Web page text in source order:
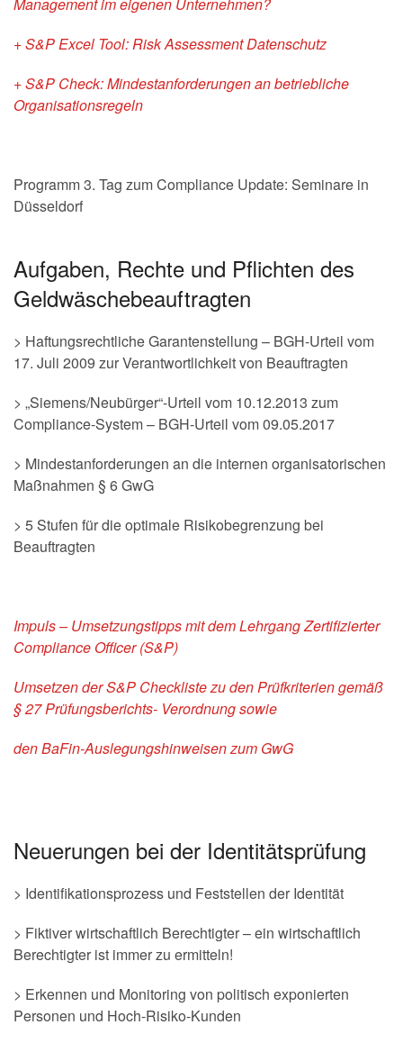
+ S&P Excel Tool: Risk Assessment Datenschutz
+ S&P Check: Mindestanforderungen an betriebliche
Organisationsregeln
Programm 3. Tag zum Compliance Update: Seminare in
Düsseldorf
Aufgaben, Rechte und Pflichten des
Geldwäschebeauftragten
> Haftungsrechtliche Garantenstellung – BGH-Urteil vom
17. Juli 2009 zur Verantwortlichkeit von Beauftragten
> „Siemens/Neubürger“-Urteil vom 10.12.2013 zum
Compliance-System – BGH-Urteil vom 09.05.2017
> Mindestanforderungen an die internen organisatorischen
Maßnahmen § 6 GwG
> 5 Stufen für die optimale Risikobegrenzung bei
Beauftragten
Impuls – Umsetzungstipps mit dem Lehrgang Zertifizierter
Compliance Officer (S&P)
Umsetzen der S&P Checkliste zu den Prüfkriterien gemäß
§27 Prüfungsberichts- Verordnung sowie
den BaFin-Auslegungshinweisen zum GwG
Neuerungen bei der Identitätsprüfung
> Identifikationsprozess und Feststellen der Identität
> Fiktiver wirtschaftlich Berechtigter – ein wirtschaftlich
Berechtigter ist immer zu ermitteln!
> Erkennen und Monitoring von politisch exponierten
Personen und Hoch-Risiko-Kunden